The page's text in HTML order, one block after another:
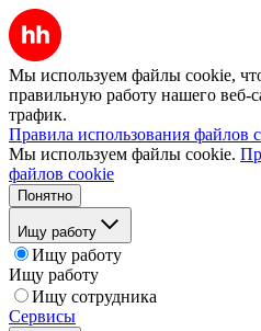
Мы используем файлы cookie,
правильную работу нашего веб-
трафик.
Правила использования файлов
Мы используем файлы cookie.
файлов cookie
Понятно
Ищу работу
Ищу работу
Ищу работу
Ищу сотрудника
Сервисы